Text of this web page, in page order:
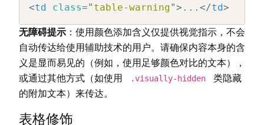
<td class=" table-warning"> ... </td>
无障碍提示 ：使用颜色添加含义仅提供视觉指示，不会
自动传达给使用辅助技术的用户。请确保内容本身的含
义是显而易见的（例如，使用足够颜色对比的文本），
或通过其他方式（如使用
.visually-hidden
类隐藏
的附加文本）来传达。
表格修饰